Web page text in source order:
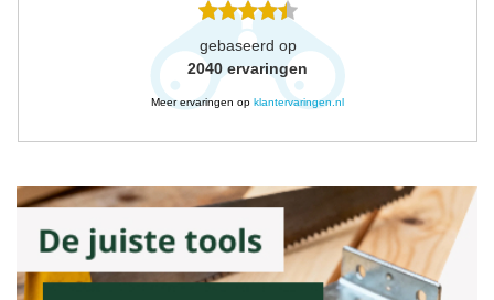
gebaseerd op
2040 ervaringen
Meer ervaringen op klantervaringen.nl